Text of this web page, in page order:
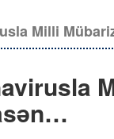
Milli